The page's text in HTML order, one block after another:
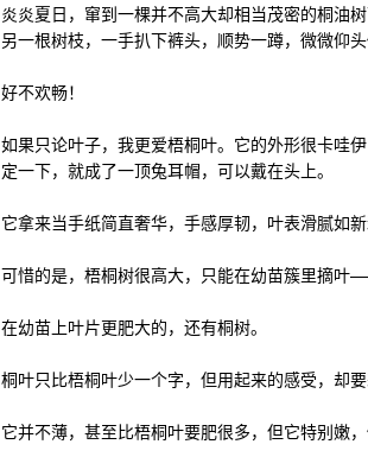
炎炎夏日，窜到一棵并不高大却相当茂密的桐油
另一根树枝，一手扒下裤头，顺势一蹲，微微仰
好不欢畅！
如果只论叶子，我更爱梧桐叶。它的外形很卡哇
定一下，就成了一顶兔耳帽，可以戴在头上。
它拿来当手纸简直奢华，手感厚韧，叶表滑腻如
可惜的是，梧桐树很高大，只能在幼苗簇里摘叶
在幼苗上叶片更肥大的，还有桐树。
桐叶只比梧桐叶少一个字，但用起来的感受，却要
它并不薄，甚至比梧桐叶要肥很多，但它特别嫩